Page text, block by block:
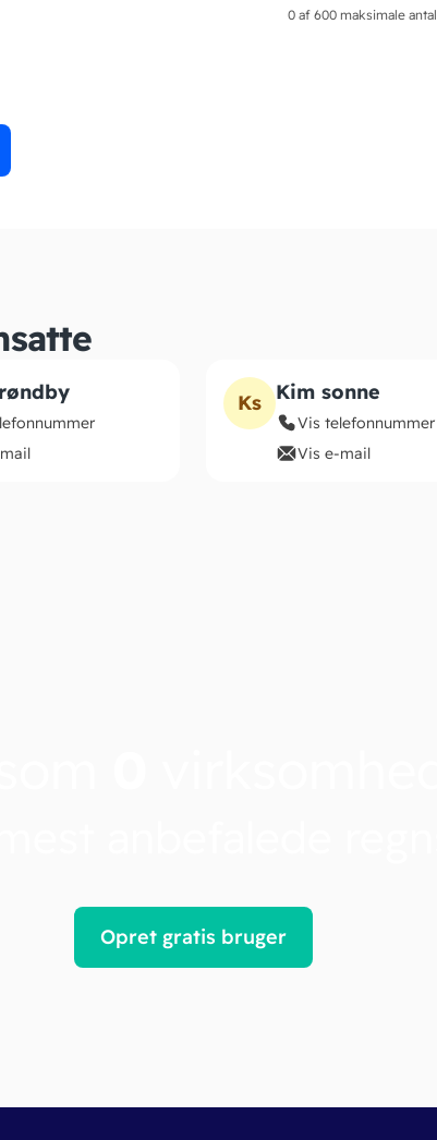
0 af 600 maksimale
Ks Kim sonne
Vis telefonnummer
Vis e-mail
Opret gratis bruger